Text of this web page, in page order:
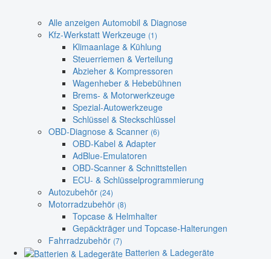
Alle anzeigen Automobil & Diagnose
Kfz-Werkstatt Werkzeuge (1)
Klimaanlage & Kühlung
Steuerriemen & Verteilung
Abzieher & Kompressoren
Wagenheber & Hebebühnen
Brems- & Motorwerkzeuge
Spezial-Autowerkzeuge
Schlüssel & Steckschlüssel
OBD-Diagnose & Scanner (6)
OBD-Kabel & Adapter
AdBlue-Emulatoren
OBD-Scanner & Schnittstellen
ECU- & Schlüsselprogrammierung
Autozubehör (24)
Motorradzubehör (8)
Topcase & Helmhalter
Gepäckträger und Topcase-Halterungen
Fahrradzubehör (7)
Batterien & Ladegeräte